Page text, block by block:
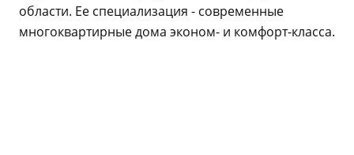
области. Ее специализация - современные
многоквартирные дома эконом- и комфорт-класса.